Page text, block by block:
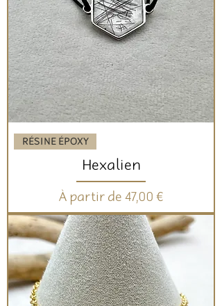
RÉSINE ÉPOXY
Hexalien
À partir de 47,00 €
Prix promotionnel